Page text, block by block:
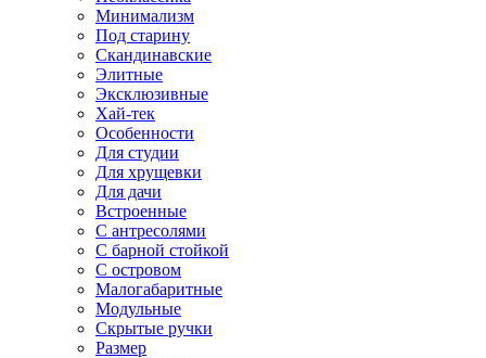
Минимализм
Под старину
Скандинавские
Элитные
Эксклюзивные
Хай-тек
Особенности
Для студии
Для хрущевки
Для дачи
Встроенные
С антресолями
С барной стойкой
С островом
Малогабаритные
Модульные
Скрытые ручки
Размер